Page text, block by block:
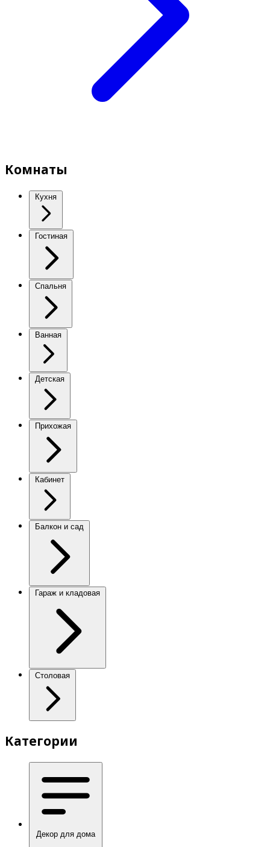
Комнаты
Кухня
Гостиная
Спальня
Ванная
Детская
Прихожая
Кабинет
Балкон и сад
Гараж и кладовая
Столовая
Категории
Декор для дома